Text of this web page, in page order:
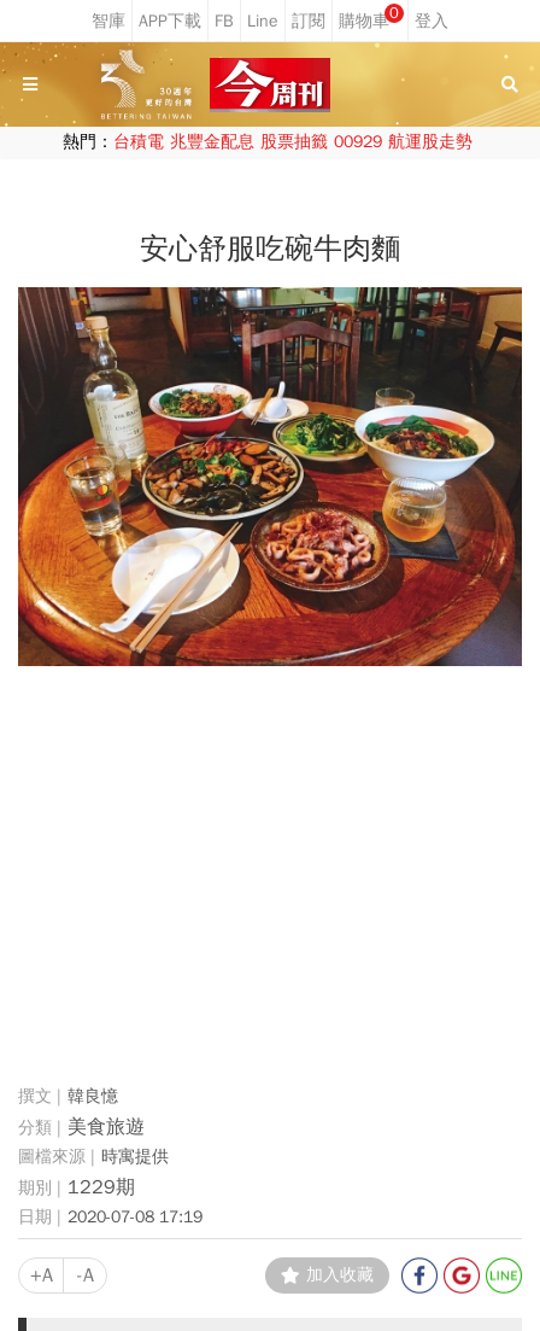
0
熱門： 台積電 兆豐金配息 股票抽籤 00929 航運股走勢
安心舒服吃碗牛肉麵
韓良憶
美食旅遊
時寓提供
1229期
2020-07-08 17:19
+A -A 加入收藏